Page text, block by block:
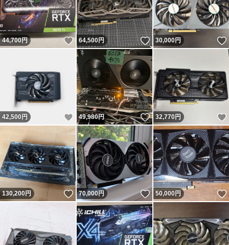
44,700円 いいね！
64,500円 いいね！
30,000円
42,500 円 いいね！
49,980円 いいね！
32,770円
130,200円 いいね！
70,000円 いいね！
50,000円